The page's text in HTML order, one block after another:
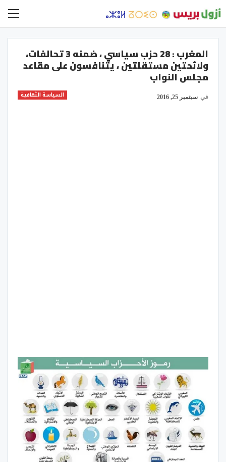
المغرب : 28 حزب سياسي ، ضمنه 3 تحالفات،
ولائحتين مستقلتين ، يتنافسون على مقاعد
مجلس النواب
السياسة الثقافية في سبتمبر 25, 2016